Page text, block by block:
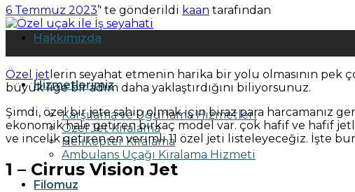
Hakkımızda
Hizmetlerimiz
Karşılama ve Uğurlama Hizmetleri
Özel Jet Kiralama
Helikopter Kiralama
Ambulans Uçağı Kiralama Hizmeti
Filomuz
6 Temmuz 2023’' te gönderildi kaan tarafından
Özel jet lerin seyahat etmenin harika bir yolu olmasının pek
büyük lige bir adım daha yaklaştırdığını biliyorsunuz.
Şimdi, özel bir jete sahip olmak için biraz para harcamanız
ekonomik hale getiren birkaç model var. çok hafif ve hafif
ve incelik getiren en verimli 11 özel jeti listeleyeceğiz. İşte
1 – Cirrus Vision Jet